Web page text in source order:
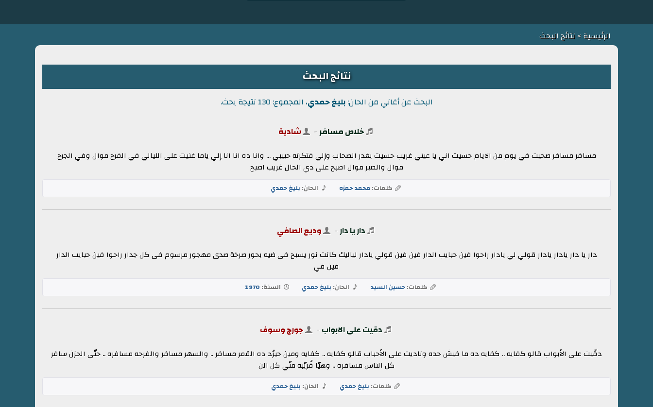
الرئيسية> نتائج البحث
نتائج البحث
البحث عن أغاني من الحان:بليغ حمدي، المجموع: 130 نتيجة بحث.
خلاص مسافر- شادية
مسافر مسافر صحيت في يوم من الايام حسيت اني يا عيني غريب حسيت بغدر الصحاب وإلي فتكرته حبيبي ... وانا ده انا انا إلي ياما غنيت على الليالي في الفرح موال وفي الجرح
موال والصبر موال اصبح على دي الحال غريب اصبح
كلمات: محمد حمزه الحان: بليغ حمدي
دار يا دار- وديع الصافي
دار يا دار يادار يادار قولي لي يادار راحوا فين حبايب الدار فين فين قولي يادار لياليك كانت نور يسبح فى ضيه بحور صرخة صدى مهجور مرسوم فى كل جدار راحوا فين حبايب الدار
فين في
كلمات:حسين السيد الحان: بليغ حمدي السنة: 1970
دقيت على الابواب - جورج وسوف
دقّيت على الأبواب قالو كفايه .. كفايه ده ما فيش حده وناديت على الأحباب قالو كفايه .. كفايه ومين حيرُد ده القمر مسافر .. والسهر مسافر والفرحه مسافره .. حتّى الحزن سافر
كل الناس مسافره .. وهيّا قُريّبه منّي كل الن
كلمات: بليغ حمدي الحان: بليغ حمدي